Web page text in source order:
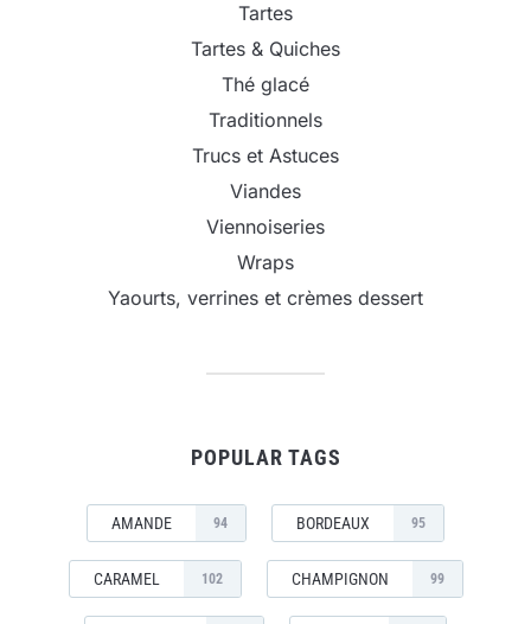
Tartes
Tartes & Quiches
Thé glacé
Traditionnels
Trucs et Astuces
Viandes
Viennoiseries
Wraps
Yaourts, verrines et crèmes dessert
POPULAR TAGS
AMANDE 94 BORDEAUX 95
CARAMEL 102 CHAMPIGNON 99